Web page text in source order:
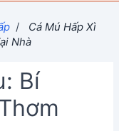
/
Cá Mú Hấp Xì
Nhà
Bí